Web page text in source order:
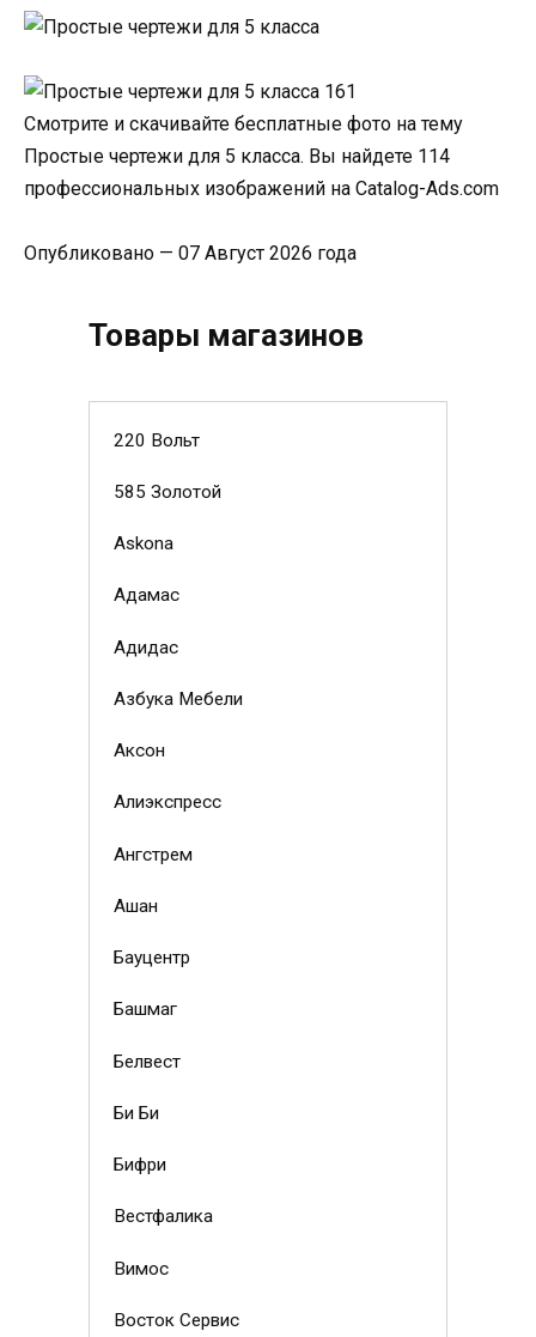
Смотрите и скачивайте бесплатные фото на тему
Простые чертежи для 5 класса. Вы найдете 114
профессиональных изображений на Catalog-Ads.com
Опубликовано — 07 Август 2026 года
Товары магазинов
220 Вольт
585 Золотой
Askona
Адамас
Адидас
Азбука Мебели
Аксон
Алиэкспресс
Ангстрем
Ашан
Бауцентр
Башмаг
Белвест
Би Би
Бифри
Вестфалика
Вимос
Восток Сервис